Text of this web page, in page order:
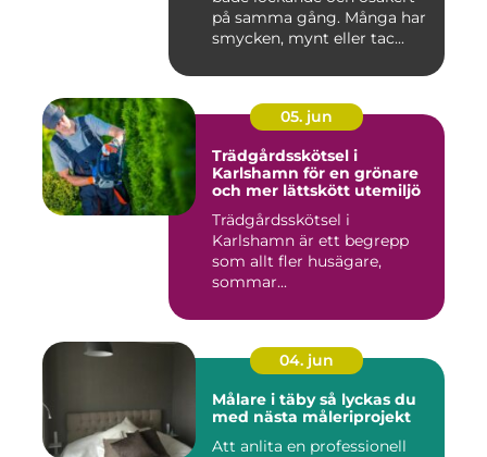
på samma gång. Många har
smycken, mynt eller tac...
05. jun
Trädgårdsskötsel i
Karlshamn för en grönare
och mer lättskött utemiljö
Trädgårdsskötsel i
Karlshamn är ett begrepp
som allt fler husägare,
sommar...
04. jun
Målare i täby så lyckas du
med nästa måleriprojekt
Att anlita en professionell